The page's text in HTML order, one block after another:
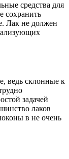
средства для
сохранить
Лак не должен
ведь склонные к
задачей
лаков
в не очень